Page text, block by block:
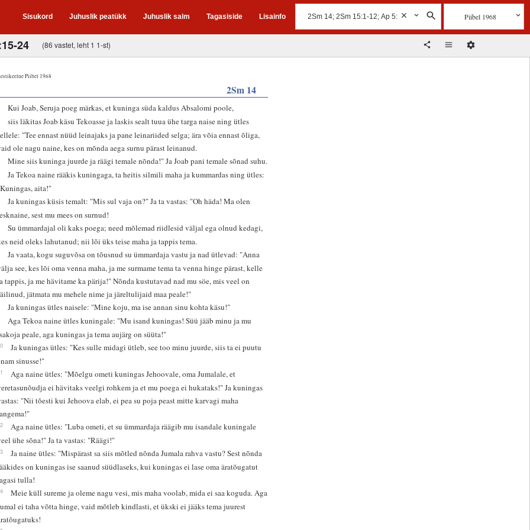
Sisukord Juhuslik peatükk Juhuslik salm Tagasiside Lisainfo Piibel 1968
24 (86 vastet, leht 1 1-st)
Piibel 1968
2Sm 14
Kui Joab, Seruja poeg märkas, et kuninga süda kaldus Absalomi poole,
siis läkitas Joab käsu Tekoasse ja laskis sealt tuua ühe targa naise ning ütles
"Tee ennast nüüd leinajaks ja pane leinariided selga; ära võia ennast õliga,
ole nagu naine, kes on mõnda aega surnu pärast leinanud.
Mine siis kuninga juurde ja räägi temale nõnda!" Ja Joab pani temale sõnad suhu.
Ja Tekoa naine rääkis kuningaga, ta heitis silmili maha ja kummardas ning ütles:
aita!"
Ja kuningas küsis temalt: "Mis sul vaja on?" Ja ta vastas: "Oh häda! Ma olen
sest mu mees on surnud!
Su ümmardajal oli kaks poega; need mõlemad riidlesid väljal ega olnud kedagi,
neid oleks lahutanud; nii lõi üks teise maha ja tappis tema.
Ja vaata, kogu suguvõsa on tõusnud su ümmardaja vastu ja nad ütlevad: "Anna
see, kes lõi oma venna maha, ja me surmame tema ta venna hinge pärast, kelle
tappis, ja me hävitame ka pärija!" Nõnda kustutavad nad mu söe, mis veel on
jätmata mu mehele nime ja järeltulijaid maa peale!"
Ja kuningas ütles naisele: "Mine koju, ma ise annan sinu kohta käsu!"
Aga Tekoa naine ütles kuningale: "Mu isand kuningas! Süü jääb minu ja mu
peale, aga kuningas ja tema aujärg on süüta!"
Ja kuningas ütles: "Kes sulle midagi ütleb, see too minu juurde, siis ta ei puutu
sinusse!"
Aga naine ütles: "Mõelgu ometi kuningas Jehoovale, oma Jumalale, et
ei hävitaks veelgi rohkem ja et mu poega ei hukataks!" Ja kuningas
"Nii tõesti kui Jehoova elab, ei pea su poja peast mitte karvagi maha
Aga naine ütles: "Luba ometi, et su ümmardaja räägib mu isandale kuningale
ühe sõna!" Ja ta vastas: "Räägi!"
Ja naine ütles: "Mispärast sa siis mõtled nõnda Jumala rahva vastu? Sest nõnda
on kuningas ise saanud süüdlaseks, kui kuningas ei lase oma äratõugatut
tulla!
Meie küll sureme ja oleme nagu vesi, mis maha voolab, mida ei saa koguda. Aga
ei taha võtta hinge, vaid mõtleb kindlasti, et ükski ei jääks tema juurest